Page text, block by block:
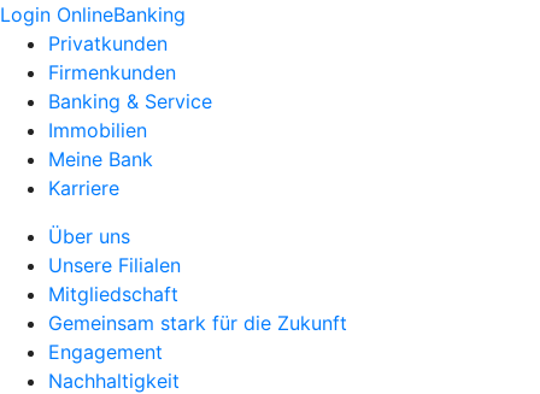
Login OnlineBanking
Privatkunden
Firmenkunden
Banking & Service
Immobilien
Meine Bank
Karriere
Über uns
Unsere Filialen
Mitgliedschaft
Gemeinsam stark für die Zukunft
Engagement
Nachhaltigkeit